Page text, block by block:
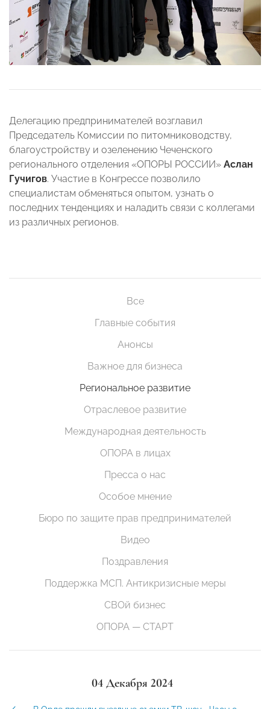
Делегацию предпринимателей возглавил
Председатель Комиссии по питомниководству,
благоустройству и озеленению Чеченского
регионального отделения «ОПОРЫ РОССИИ» Аслан
Гучигов. Участие в Конгрессе позволило
специалистам обменяться опытом, узнать о
последних тенденциях и наладить связи с коллегами
из различных регионов.
Все
Главные события
Анонсы
Важное для бизнеса
Региональное развитие
Отраслевое развитие
Международная деятельность
ОПОРА в лицах
Пресса о нас
Особое мнение
Бюро по защите прав предпринимателей
Видео
Поздравления
Поддержка МСП. Антикризисные меры
СВОй бизнес
ОПОРА — СТАРТ
04 Декабря 2024